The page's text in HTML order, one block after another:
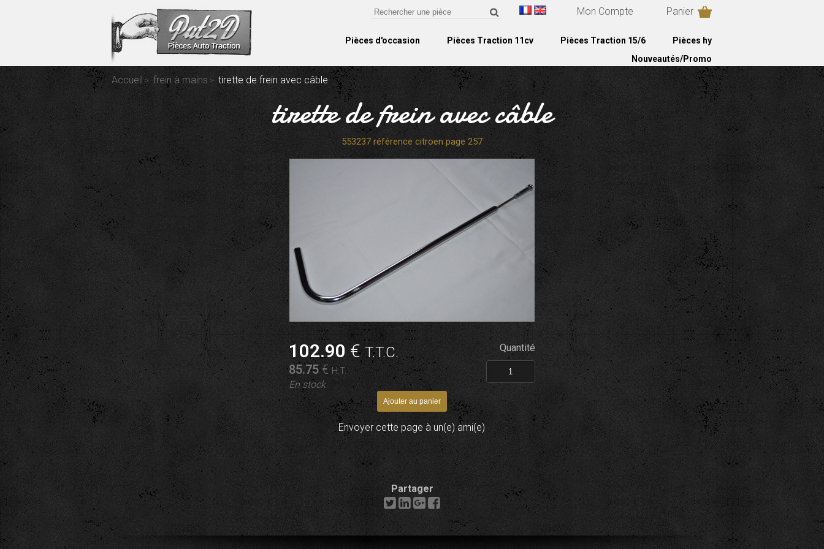
Mon Compte Panier
Pièces d'occasion Pièces Traction 11cv Pièces Traction 15/6
Pièces hy
Nouveautés/Promo
Accueil frein à mains tirette de frein avec câble
tirette de frein avec câble
553237 référence citroen page 257
102.90 € T.T.C.
85.75€ H.T.
En stock
Quantité
Envoyer cette page à un(e) ami(e)
Partager